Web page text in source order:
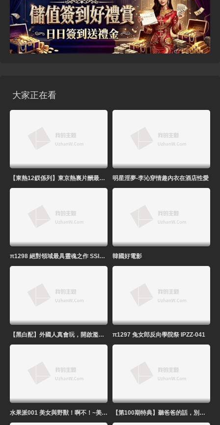
大家正在看
【東熱12釵係列】東京熱裏片酬最高的女優 - 鬆岡憂!-精品力薦 明星淫夢-李沁穿情趣內衣在酒店性愛
π1298 絕對領域最具靈魂之作 SSIS-969 韓國好電影
【黑白配】外國人真會玩，開啟濫交群交的派對狂歡-群p濫交 π1297 兔女郎反向學院祭 IPZZ-041
水果派001 美女與野獸！啊不！~美女與豬玀！!-精品力薦 【第100期特典】聽爸爸的話，別讓媽受傷!-精品力薦